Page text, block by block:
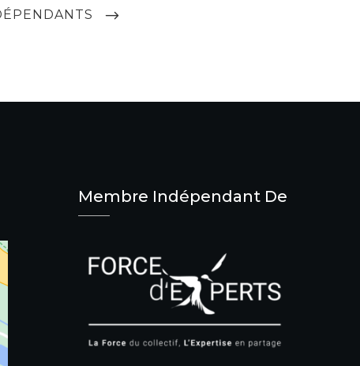
Membre Indépendant De